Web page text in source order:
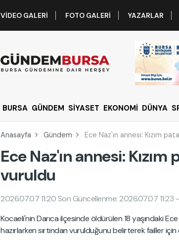
VIDEO GALERI FOTO GALERI YAZARLAR
BURSA GÜNDEM SİYASET EKONOMİ DÜNYA
Anasayfa Gündem Ece Naz'ın annesi: Kızım
Ece Naz'ın annesi:
vuruldu
2026.07.07 11:20 Son Güncellenme: 2026.07.07 11:23 -
Kocaeli'nin Darıca ilçesinde öldürülen 18 yaşındaki Ece
hazırlarken sırtından vurulduğunu belirterek failler için